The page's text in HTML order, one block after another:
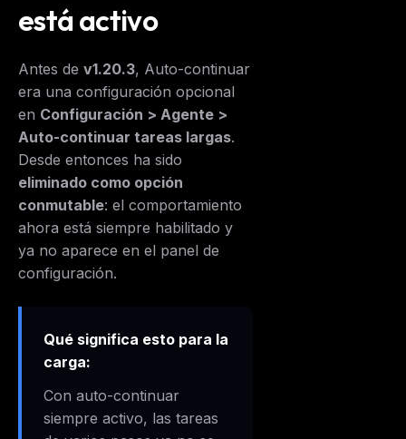
está activo
Antes de v1.20.3, Auto-continuar
era una configuración opcional
en Configuración > Agente >
Auto-continuar tareas largas.
Desde entonces ha sido
eliminado como opción
conmutable: el comportamiento
ahora está siempre habilitado y
ya no aparece en el panel de
configuración.
Qué significa esto para la
carga:
Con auto-continuar
siempre activo, las tareas